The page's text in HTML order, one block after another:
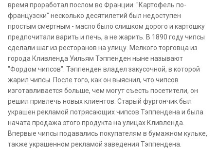
время проработал послом во Франции. "Картофель по-
французски" несколько десятилетий был недоступен
простым смертным - масло было слишком дорого и картошку
предпочитали варить и печь, а не жарить. В 1890 году чипсы
сделали шаг из ресторанов на улицу. Мелкого торговца из
города Кливленда Уильям Тэппенден ныне называют
"Фордом чипсов". Тэппенден владел закусочной, в которой
жарил чипсы. После того, как он выяснил, что чипсов
изготавливается больше, чем могут съесть посетители, он
решил привлечь новых клиентов. Старый фургончик был
украшен рекламой потрясающих чипсов Тэппендена и была
начата продажа этого продукта на улицах Кливленда.
Впервые чипсы подавались покупателям в бумажном кульке,
также украшенном рекламой заведения Тэппендена.